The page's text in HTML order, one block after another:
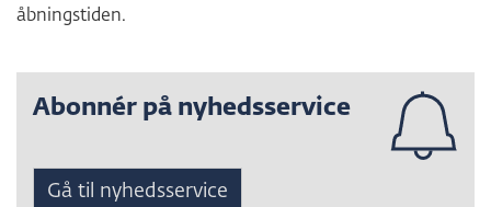
åbningstiden.
Abonnér på nyhedsservice
Gå til nyhedsservice